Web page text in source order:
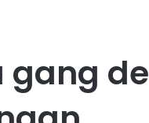
gang de